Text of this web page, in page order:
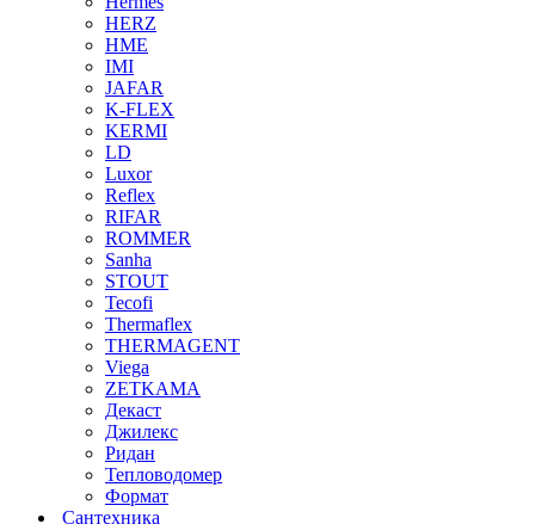
HERZ
HME
IMI
JAFAR
K-FLEX
KERMI
LD
Luxor
Reflex
RIFAR
ROMMER
Sanha
STOUT
Tecofi
Thermaflex
THERMAGENT
Viega
ZETKAMA
Декаст
Джилекс
Ридан
Тепловодомер
Формат
Сантехника